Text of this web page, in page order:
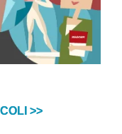
>>